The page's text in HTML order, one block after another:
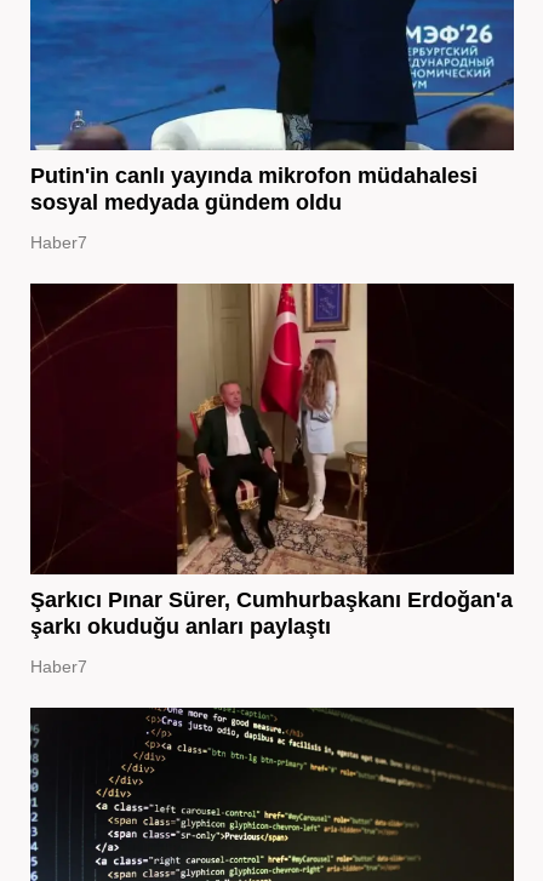
Putin'in canlı yayında mikrofon müdahalesi
sosyal medyada gündem oldu
Haber7
Şarkıcı Pınar Sürer, Cumhurbaşkanı Erdoğan'a
şarkı okuduğu anları paylaştı
Haber7